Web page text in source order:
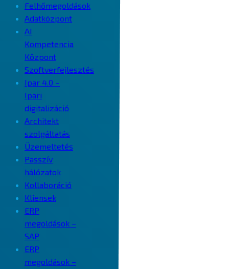
Felhőmegoldások
Adatközpont
AI
Kompetencia
Központ
Szoftverfejlesztés
Ipar 4.0 –
Ipari
digitalizáció
Architekt
szolgáltatás
Üzemeltetés
Passzív
hálózatok
Kollaboráció
Kliensek
ERP
megoldások –
SAP
ERP
megoldások –